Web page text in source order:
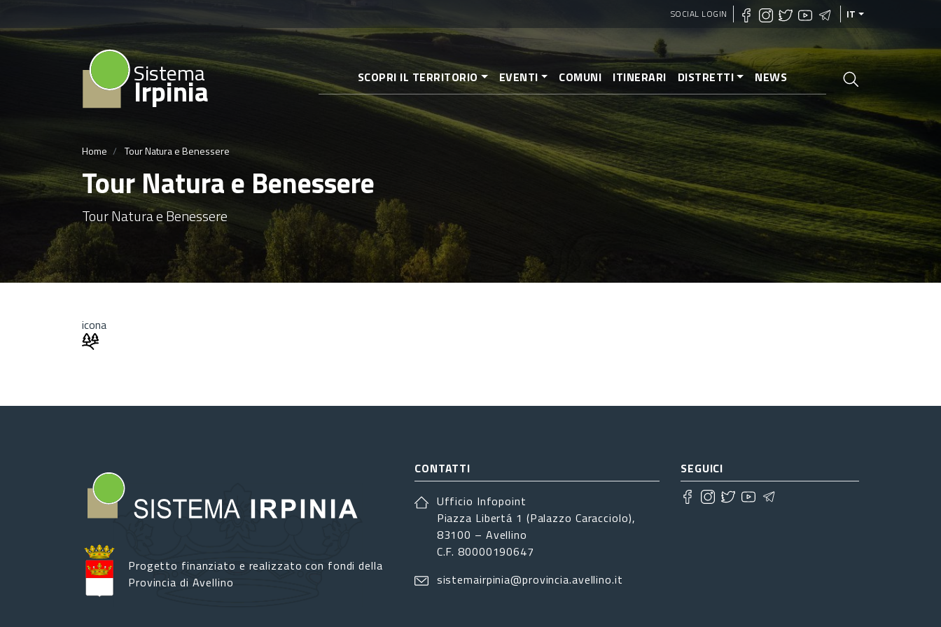
al
contenuto
SOCIAL LOGIN IT
Sistema
Irpinia SCOPRI IL TERRITORIO EVENTI COMUNI ITINERARI DISTRETTI NEWS
Home Tour Natura e Benessere
Tour Natura e Benessere
Tour Natura e Benessere
icona
Progetto finanziato e realizzato con fondi della
Provincia di Avellino
CONTATTI
Ufficio Infopoint
Piazza Libertá 1 (Palazzo Caracciolo),
83100 – Avellino
C.F. 80000190647
sistemairpinia@provincia.avellino.it
SEGUICI